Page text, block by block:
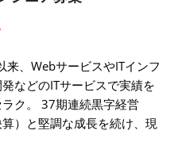
来、WebサービスやITインフ
などのITサービスで実績を
ク。 37期連続黒字経営
算）と堅調な成長を続け、現